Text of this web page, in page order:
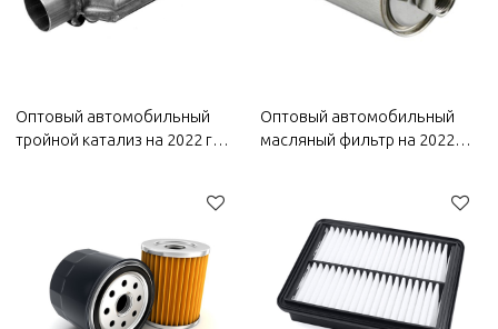
Оптовый автомобильный
тройной катализ на 2022 год
коррозионная стойкость и
Автозапчасти для кузова
Wuling
Оптовый автомобильный
масляный фильтр на 2022
топливную экономичность |
Автозапчасти для кузова
Wuling